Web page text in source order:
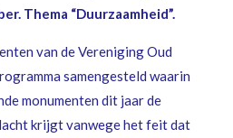
Thema “Duurzaamheid”.
van de Vereniging Oud
samengesteld waarin
monumenten dit jaar de
krijgt vanwege het feit dat